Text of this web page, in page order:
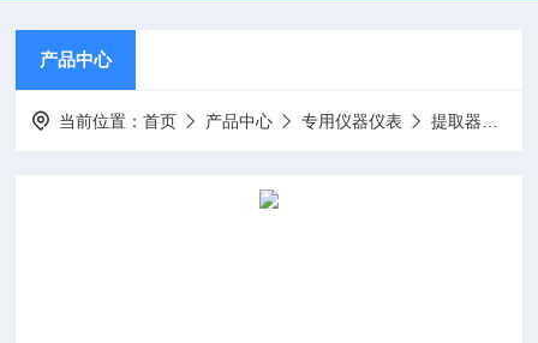
产品中心
当前位置：首页 产品中心 专用仪器仪表 提取器